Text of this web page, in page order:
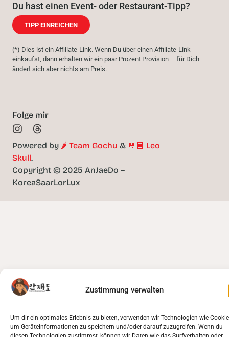
Zustimmung verwalten
Um dir ein optimales Erlebnis zu bieten, verwenden wir Technologien wie
um Geräteinformationen zu speichern und/oder darauf zuzugreifen. Wenn du
Du hast einen Event- oder Restaurant-Tipp?
TIPP EINREICHEN
(*) Dies ist ein Affiliate-Link. Wenn Du über einen Affiliate-Link
einkaufst, dann erhalten wir ein paar Prozent Provision – für Dich
ändert sich aber nichts am Preis.
Copyright © 2025 AnJaeDo –
KoreaSaarLorLux
Powered by 🌶️ Team Gochu & 🤘🏼 Leo
Skull.
Folge mir